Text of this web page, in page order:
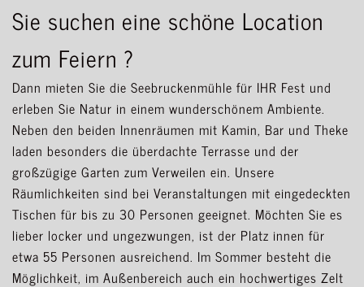
Sie suchen eine schöne Location
zum Feiern ?
Dann mieten Sie die Seebruckenmühle für IHR Fest und
erleben Sie Natur in einem wunderschönem Ambiente.
Neben den beiden Innenräumen mit Kamin, Bar und Theke
laden besonders die überdachte Terrasse und der
großzügige Garten zum Verweilen ein. Unsere
Räumlichkeiten sind bei Veranstaltungen mit eingedeckten
Tischen für bis zu 30 Personen geeignet. Möchten Sie es
lieber locker und ungezwungen, ist der Platz innen für
etwa 55 Personen ausreichend. Im Sommer besteht die
Möglichkeit, im Außenbereich auch ein hochwertiges Zelt